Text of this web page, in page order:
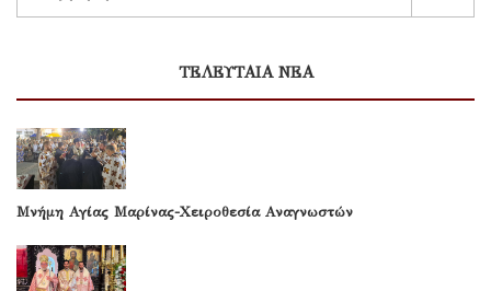
ΤΕΛΕΥΤΑΙΑ ΝΕΑ
Μνήμη Αγίας Μαρίνας-Χειροθεσία Αναγνωστών